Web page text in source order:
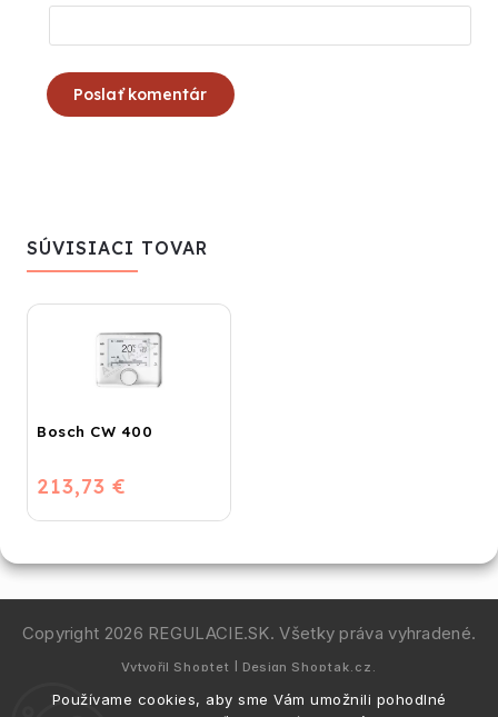
Používame cookies, aby sme Vám umožnili pohodlné
Poslať komentár
SÚVISIACI TOVAR
Bosch CW 400
213,73 €
Copyright 2026 REGULACIE.SK. Všetky práva vyhradené.
Vytvořil Shoptet | Design Shoptak.cz.